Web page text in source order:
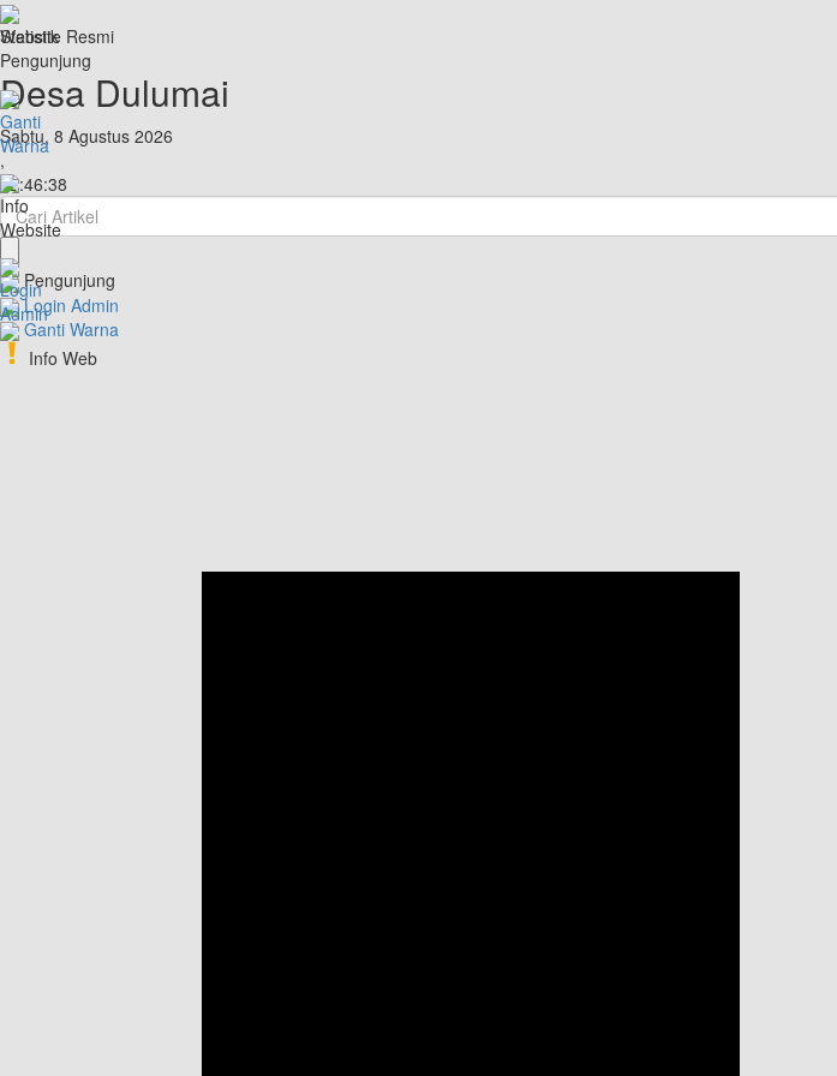
Website Resmi
Desa Dulumai
Sabtu, 8 Agustus 2026
,
22:46:39
Pengunjung
Login Admin
Ganti Warna
Info Web
Desa Dulumai
Kecamatan Pamona Puselemba, Kabupaten Poso
Provinsi Sulawesi Tengah
Statistik
Pengunjung
Ganti
Warna
Info
Website
Login
Admin